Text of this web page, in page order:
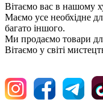
Вітаємо вас в нашому
Маємо усе необхідне
багато іншого.
Ми продаємо товари
Вітаємо у світі